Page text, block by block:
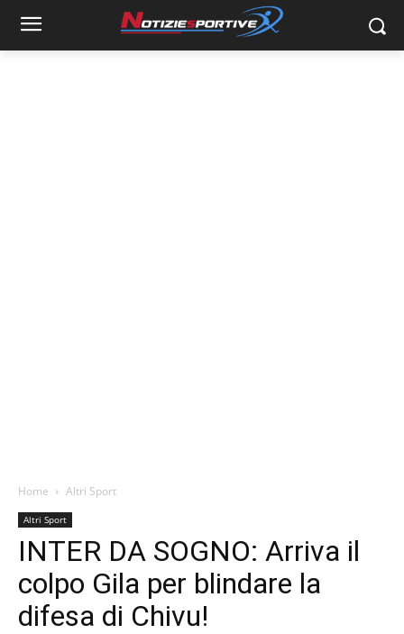
Home Altri Sport
Altri Sport
INTER DA SOGNO: Arriva il
colpo Gila per blindare la
difesa di Chivu!